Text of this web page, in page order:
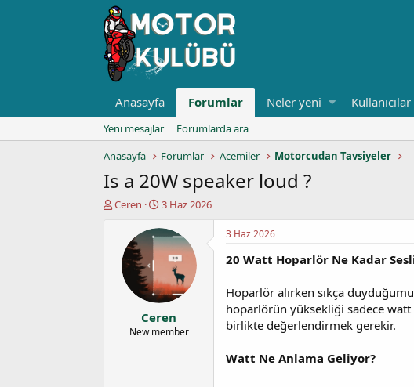
Anasayfa Forumlar Neler yeni Kullanıcılar
Yeni mesajlar
Forumlarda ara
Anasayfa
Forumlar Acemiler Motorcudan Tavsiyeler
Is a 20W speaker loud ?
K
Ceren
B
ş
l
g
ı
ç
t
3 Haz 2026
Ceren
New member
3 Haz 2026
20 Watt Hoparlör Ne Kadar
Hoparlör alırken sıkça
hoparlörün yüksekliği sadece
birlikte değerlendirmek gerekir.
Watt Ne Anlama Geliyor?